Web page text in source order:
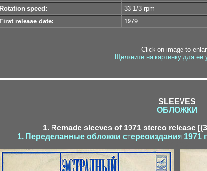
Rotation speed:
33 1/3 rpm
First release date:
1979
Click on image to
Щёлкните на картинку для её
SLEEVES
ОБЛОЖКИ
1. Remade sleeves of 1971 stereo release
1. Переделанные обложки стереоиздания 1971